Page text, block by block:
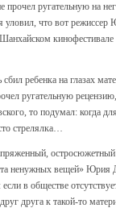
прочел ругательную на
уловил, что вот
ребенка на глазах
ругательную
то подумал: когда
стрелялка…
ненужных вещей» Юрия
в обществе
друга к такой-то